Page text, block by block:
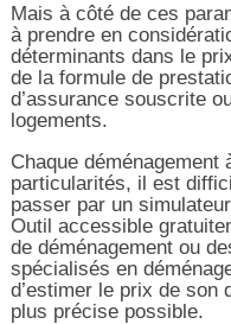
Mais à côté de ces
à prendre en
déterminants dans le
de la formule de
d’assurance souscrite
logements.
Chaque
particularités, il est
passer par un
Outil accessible
de déménagement ou
spécialisés en
d’estimer le prix de son
plus précise possible.